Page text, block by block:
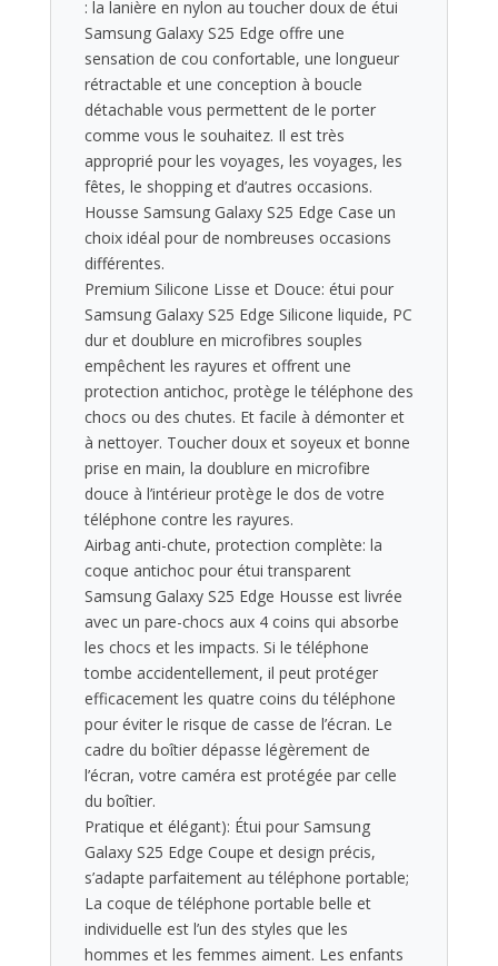
: la lanière en nylon au toucher doux de étui
Samsung Galaxy S25 Edge offre une
sensation de cou confortable, une longueur
rétractable et une conception à boucle
détachable vous permettent de le porter
comme vous le souhaitez. Il est très
approprié pour les voyages, les voyages, les
fêtes, le shopping et d’autres occasions.
Housse Samsung Galaxy S25 Edge Case un
choix idéal pour de nombreuses occasions
différentes.
Premium Silicone Lisse et Douce: étui pour
Samsung Galaxy S25 Edge Silicone liquide, PC
dur et doublure en microfibres souples
empêchent les rayures et offrent une
protection antichoc, protège le téléphone des
chocs ou des chutes. Et facile à démonter et
à nettoyer. Toucher doux et soyeux et bonne
prise en main, la doublure en microfibre
douce à l’intérieur protège le dos de votre
téléphone contre les rayures.
Airbag anti-chute, protection complète: la
coque antichoc pour étui transparent
Samsung Galaxy S25 Edge Housse est livrée
avec un pare-chocs aux 4 coins qui absorbe
les chocs et les impacts. Si le téléphone
tombe accidentellement, il peut protéger
efficacement les quatre coins du téléphone
pour éviter le risque de casse de l’écran. Le
cadre du boîtier dépasse légèrement de
l’écran, votre caméra est protégée par celle
du boîtier.
Pratique et élégant): Étui pour Samsung
Galaxy S25 Edge Coupe et design précis,
s’adapte parfaitement au téléphone portable;
La coque de téléphone portable belle et
individuelle est l’un des styles que les
hommes et les femmes aiment. Les enfants